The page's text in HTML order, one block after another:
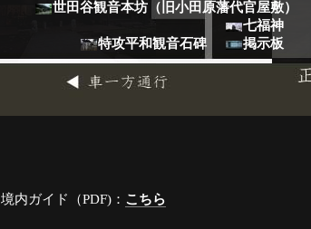
七福神
世田谷観音本坊（旧小田原藩代官屋敷）
掲示板
特攻平和観音石碑
境内ガイド（PDF)： こちら